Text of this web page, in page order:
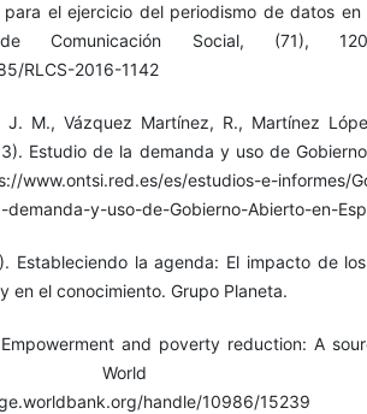
el ejercicio del periodismo de datos en
Comunicación Social, (71),
RLCS-2016-1142
J. M., Vázquez Martínez, R., Martínez
Estudio de la demanda y uso de
es/estudios-e-informes/
y-uso-de-Gobierno-Abierto-en-
Estableciendo la agenda: El impacto de
en el conocimiento. Grupo Planeta.
and poverty reduction: A
handle/10986/15239